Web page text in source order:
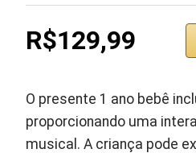
R$129,99
O presente 1 ano bebê
proporcionando uma
musical. A criança pode